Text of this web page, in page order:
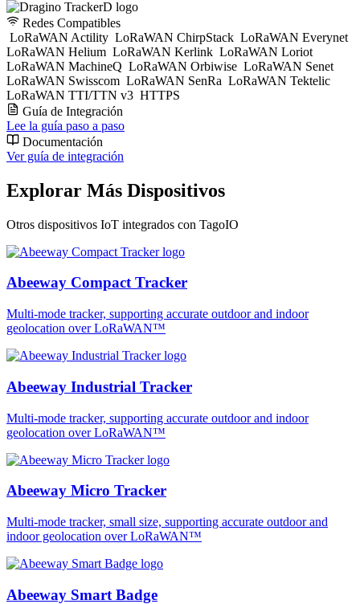
Redes Compatibles
LoRaWAN Actility LoRaWAN ChirpStack LoRaWAN Everynet
LoRaWAN Helium LoRaWAN Kerlink LoRaWAN Loriot
LoRaWAN MachineQ LoRaWAN Orbiwise LoRaWAN Senet
LoRaWAN Swisscom LoRaWAN SenRa LoRaWAN Tektelic
LoRaWAN TTI/TTN v3 HTTPS
Guía de Integración
Lee la guía paso a paso
Documentación
Ver guía de integración
Explorar Más Dispositivos
Otros dispositivos IoT integrados con TagoIO
Abeeway Compact Tracker
Multi-mode tracker, supporting accurate outdoor and indoor
geolocation over LoRaWAN™
Abeeway Industrial Tracker
Multi-mode tracker, supporting accurate outdoor and indoor
geolocation over LoRaWAN™
Abeeway Micro Tracker
Multi-mode tracker, small size, supporting accurate outdoor and
indoor geolocation over LoRaWAN™
Abeeway Smart Badge